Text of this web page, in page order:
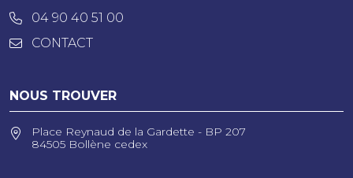
04 90 40 51 00
CONTACT
NOUS TROUVER
Place Reynaud de la Gardette - BP 207
84505 Bollène cedex